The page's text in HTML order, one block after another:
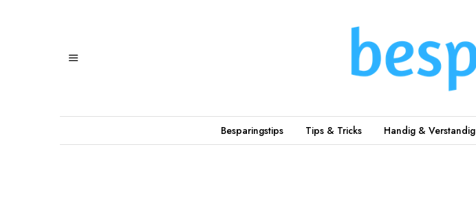
Besparingstips Tips & Tricks Handig & Verstandig